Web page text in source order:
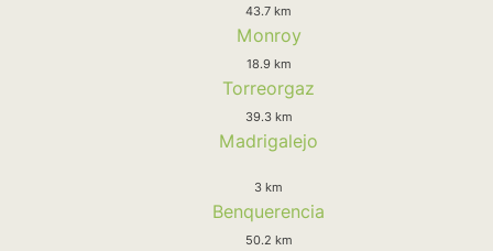
43.7 km
Monroy
18.9 km
Torreorgaz
39.3 km
Madrigalejo
3 km
Benquerencia
50.2 km